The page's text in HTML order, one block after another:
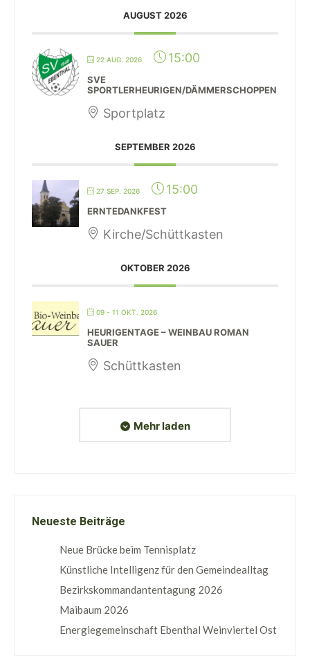
AUGUST 2026
22 AUG. 2026 15:00
SVE
SPORTLERHEURIGEN/DÄMMERSCHOPPEN
Sportplatz
SEPTEMBER 2026
27 SEP. 2026 15:00
ERNTEDANKFEST
Kirche/Schüttkasten
OKTOBER 2026
09 - 11 OKT. 2026
HEURIGENTAGE – WEINBAU ROMAN
SAUER
Schüttkasten
Mehr laden
Neueste Beiträge
Neue Brücke beim Tennisplatz
Künstliche Intelligenz für den Gemeindealltag
Bezirkskommandantentagung 2026
Maibaum 2026
Energiegemeinschaft Ebenthal Weinviertel Ost